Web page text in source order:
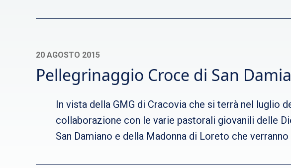
20 AGOSTO 2015
Pellegrinaggio Croce di San
In vista della GMG di Cracovia che si terrà nel luglio
collaborazione con le varie pastorali giovanili delle
San Damiano e della Madonna di Loreto che